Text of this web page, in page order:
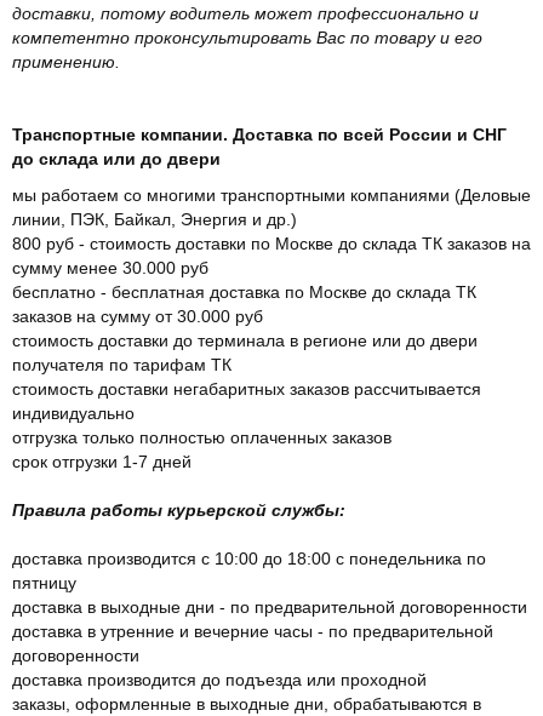
доставки, потому водитель может профессионально и
компетентно проконсультировать Вас по товару и его
применению.
Транспортные компании. Доставка по всей России и СНГ
до склада или до двери
мы работаем со многими транспортными компаниями (Деловые
линии, ПЭК, Байкал, Энергия и др.)
800 руб - стоимость доставки по Москве до склада ТК заказов на
сумму менее 30.000 руб
бесплатно - бесплатная доставка по Москве до склада ТК
заказов на сумму от 30.000 руб
стоимость доставки до терминала в регионе или до двери
получателя по тарифам ТК
стоимость доставки негабаритных заказов рассчитывается
индивидуально
отгрузка только полностью оплаченных заказов
срок отгрузки 1-7 дней
Правила работы курьерской службы:
доставка производится с 10:00 до 18:00 с понедельника по
пятницу
доставка в выходные дни - по предварительной договоренности
доставка в утренние и вечерние часы - по предварительной
договоренности
доставка производится до подъезда или проходной
заказы, оформленные в выходные дни, обрабатываются в